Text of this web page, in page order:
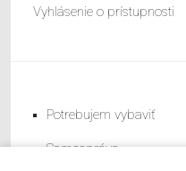
Vyhlásenie o prístupnosti
Potrebujem vybaviť
Samospráva